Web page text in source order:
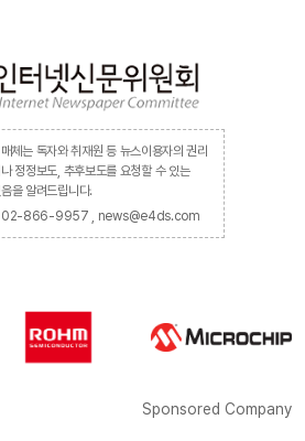
체는 독자와 취재원 등 뉴스이용자의 권리
정정보도, 추후보도를 요청할 수 있는
을 알려드립니다.
02-866-9957 , news@e4ds.com
Sponsored Company